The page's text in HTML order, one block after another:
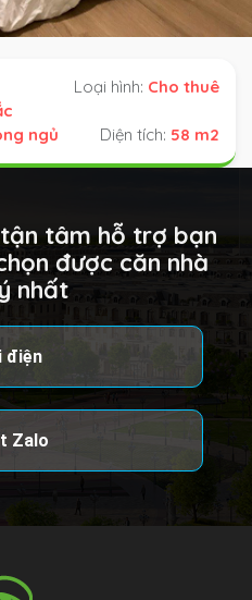
Loại hình: Cho thuê
ngủ Diện tích: 58 m2
tâm hỗ trợ bạn
được căn nhà
nhất
điện
Zalo